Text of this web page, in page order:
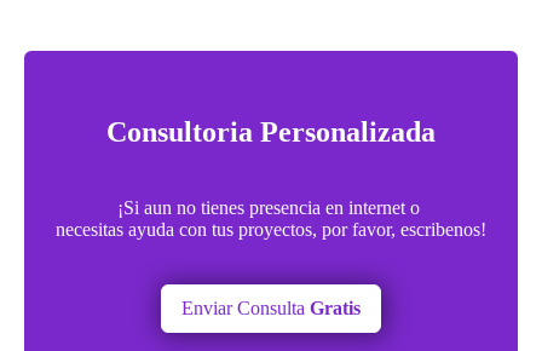
Consultoria Personalizada
¡Si aun no tienes presencia en internet o
necesitas ayuda con tus proyectos, por favor, escribenos!
Enviar Consulta Gratis